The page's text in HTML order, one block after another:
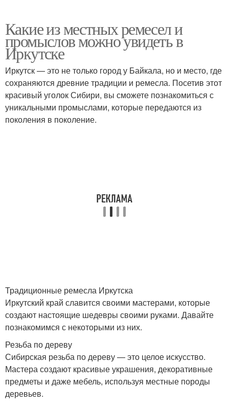
Какие из местных ремесел и
промыслов можно увидеть в
Иркутске
Иркутск — это не только город у Байкала, но и место, где
сохраняются древние традиции и ремесла. Посетив этот
красивый уголок Сибири, вы сможете познакомиться с
уникальными промыслами, которые передаются из
поколения в поколение.
Традиционные ремесла Иркутска
Иркутский край славится своими мастерами, которые
создают настоящие шедевры своими руками. Давайте
познакомимся с некоторыми из них.
Резьба по дереву
Сибирская резьба по дереву — это целое искусство.
Мастера создают красивые украшения, декоративные
предметы и даже мебель, используя местные породы
деревьев.